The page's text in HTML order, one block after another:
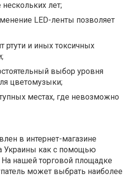
лет;
LED-ленты позволяет
ртути и иных токсичных
выбор уровня
цветомузыки;
местах, где невозможно
в интернет-магазине
Украины как с помощью
нашей торговой площадке
может выбрать наиболее